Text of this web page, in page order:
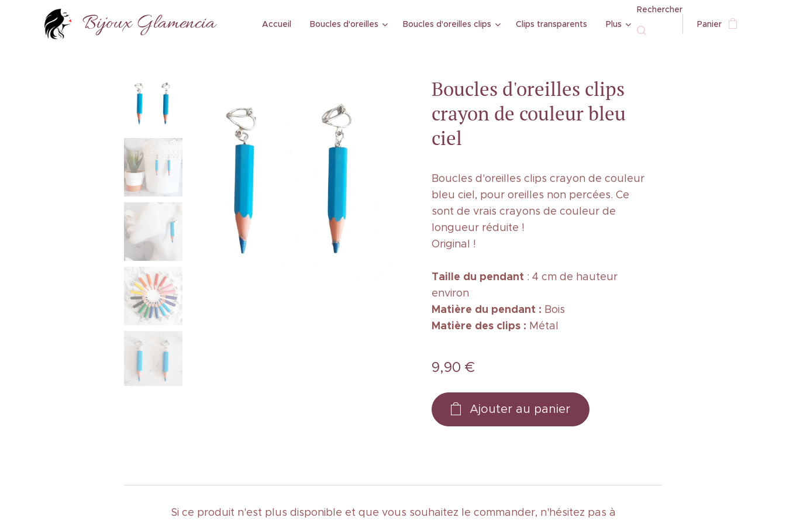
Bijoux Glamencia Accueil Boucles d'oreilles Boucles d'oreilles clips Clips transparents Plus
Rechercher
Panier
Boucles d'oreilles clips
crayon de couleur bleu
ciel
Boucles d'oreilles clips crayon de couleur
bleu ciel, pour oreilles non percées. Ce
sont de vrais crayons de couleur de
longueur réduite !
Original !
Taille du pendant : 4 cm de hauteur
environ
Matière du pendant : Bois
Matière des clips : Métal
9,90 €
Ajouter au panier
Si ce produit n'est plus disponible et que vous souhaitez le commander, n'hésitez pas à